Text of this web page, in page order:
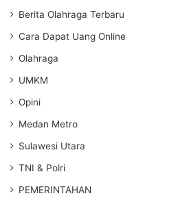
Berita Olahraga Terbaru
Cara Dapat Uang Online
Olahraga
UMKM
Opini
Medan Metro
Sulawesi Utara
TNI & Polri
PEMERINTAHAN